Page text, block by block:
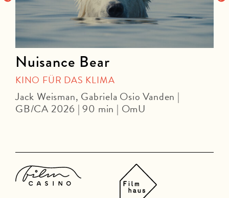
Nuisance Bear
KINO FÜR DAS KLIMA
Jack Weisman, Gabriela Osio Vanden |
GB/CA 2026 | 90 min | OmU